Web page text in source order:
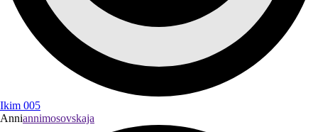
Ikim 005
Anniannimosovskaja